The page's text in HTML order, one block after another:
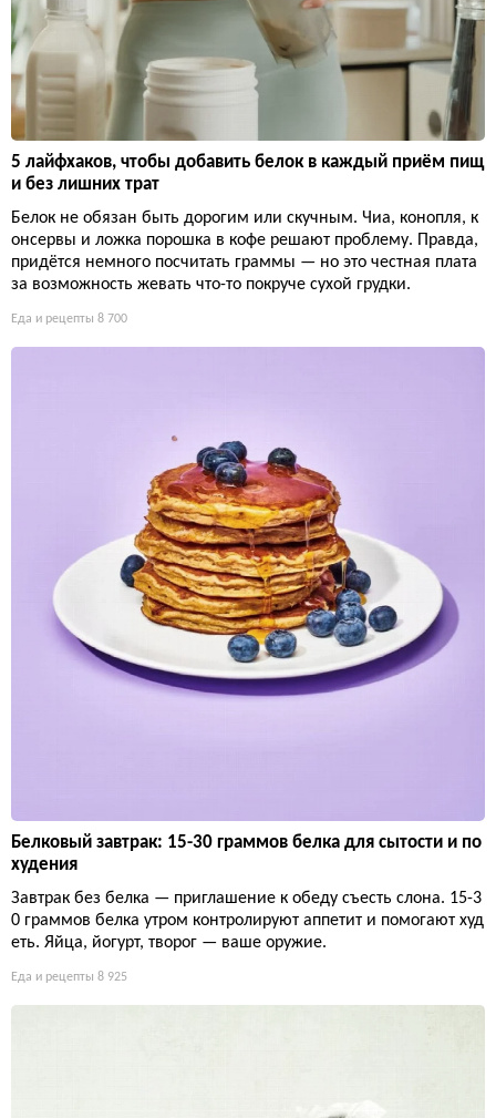
5 лайфхаков, чтобы добавить белок в каждый приём пищ
и без лишних трат
Белок не обязан быть дорогим или скучным. Чиа, конопля, к
онсервы и ложка порошка в кофе решают проблему. Правда,
придётся немного посчитать граммы — но это честная плата
за возможность жевать что-то покруче сухой грудки.
Еда и рецепты 8 700
Белковый завтрак: 15-30 граммов белка для сытости и по
худения
Завтрак без белка — приглашение к обеду съесть слона. 15-3
0 граммов белка утром контролируют аппетит и помогают худ
еть. Яйца, йогурт, творог — ваше оружие.
Еда и рецепты 8 925